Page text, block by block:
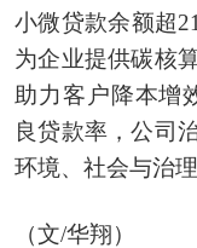
小微贷款余额超
为企业提供碳核
助力客户降本增
良贷款率，公司
环境、社会与治
（文/华翔）